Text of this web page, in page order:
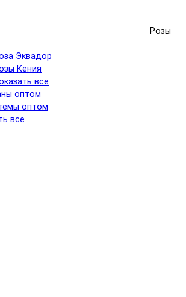
Розы
Эквадор
Кения
все
оптом
оптом
все